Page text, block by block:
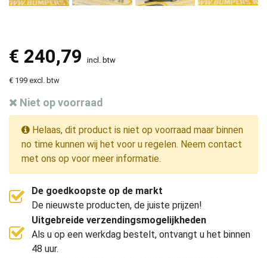
€ 240,79 incl. btw
€ 199 excl. btw
Niet op voorraad
Helaas, dit product is niet op voorraad maar binnen
no time kunnen wij het voor u regelen. Neem contact
met ons op voor meer informatie.
De goedkoopste op de markt
De nieuwste producten, de juiste prijzen!
Uitgebreide verzendingsmogelijkheden
Als u op een werkdag bestelt, ontvangt u het binnen
48 uur.